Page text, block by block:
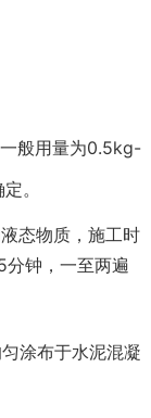
一般用量为0.5kg-
。
态物质，施工时
分钟，一至两遍
涂布于水泥混凝